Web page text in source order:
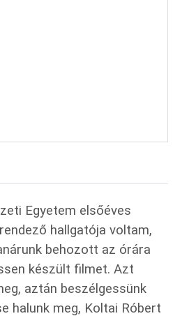
Egyetem elsőéves
hallgatója voltam,
behozott az órára
készült filmet. Azt
aztán beszélgessünk
halunk meg, Koltai Róbert